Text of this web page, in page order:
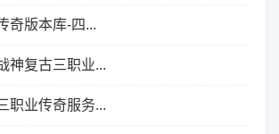
奇版本库-四...
神复古三职业...
职业传奇服务...